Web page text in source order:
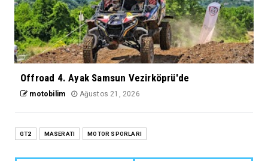
Offroad 4. Ayak Samsun Vezirköprü'de
motobilim Ağustos 21, 2026
GT2 MASERATI MOTOR SPORLARI